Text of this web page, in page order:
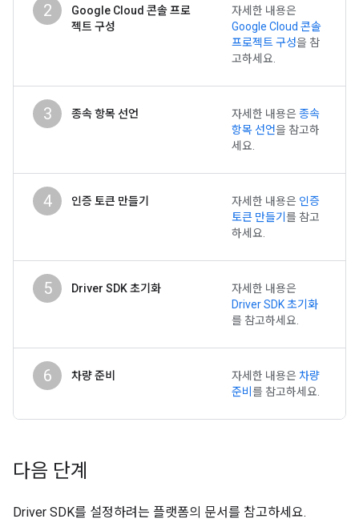
2
Google Cloud 콘솔 프로
젝트 구성
자세한 내용은
Google Cloud 콘솔
프로젝트 구성을 참
고하세요.
3 종속 항목 선언 자세한 내용은 종속
항목 선언을 참고하
세요.
4 인증 토큰 만들기 자세한 내용은 인증
토큰 만들기 를 참고
하세요.
5 Driver SDK 초기화
자세한 내용은
Driver SDK 초기화
를 참고하세요.
6 차량 준비 자세한 내용은 차량
준비 를 참고하세요.
다음 단계
Driver SDK를 설정하려는 플랫폼의 문서를 참고하세요.